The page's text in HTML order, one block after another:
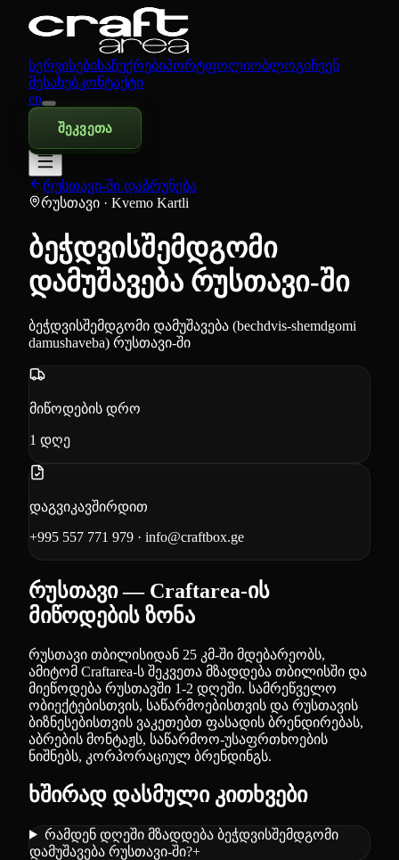
სერვისებისაჩუქრებიპორტფოლიობლოგიჩვენ
შესახებკონტაქტი
en
შეკვეთა
რუსთავი-ში დაბრუნება
რუსთავი · Kvemo Kartli
ბეჭდვისშემდგომი
დამუშავება რუსთავი-ში
ბეჭდვისშემდგომი დამუშავება (bechdvis-shemdgomi
damushaveba) რუსთავი-ში
მიწოდების დრო
1 დღე
დაგვიკავშირდით
+995 557 771 979 · info@craftbox.ge
რუსთავი — Craftarea-ის
მიწოდების ზონა
რუსთავი თბილისიდან 25 კმ-ში მდებარეობს,
ამიტომ Craftarea-ს შეკვეთა მზადდება თბილისში და
მიეწოდება რუსთავში 1-2 დღეში. სამრეწველო
ობიექტებისთვის, საწარმოებისთვის და რუსთავის
ბიზნესებისთვის ვაკეთებთ ფასადის ბრენდირებას,
აბრების მონტაჟს, საწარმოო-უსაფრთხოების
ნიშნებს, კორპორაციულ ბრენდინგს.
ხშირად დასმული კითხვები
რამდენ დღეში მზადდება ბეჭდვისშემდგომი
დამუშავება რუსთავი-ში?+